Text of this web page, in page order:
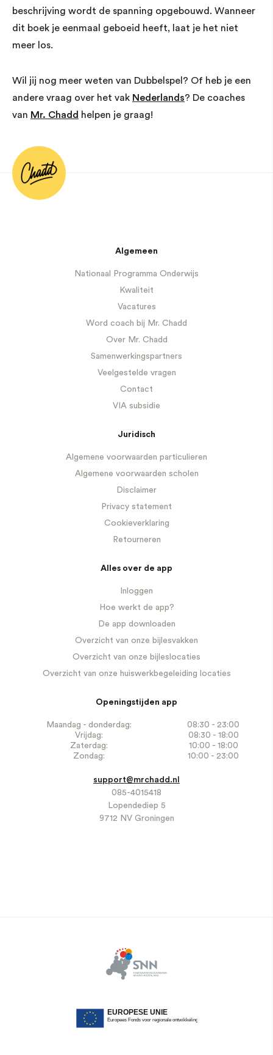
beschrijving wordt de spanning opgebouwd. Wanneer
dit boek je eenmaal geboeid heeft, laat je het niet
meer los.
Wil jij nog meer weten van Dubbelspel? Of heb je een
andere vraag over het vak Nederlands? De coaches
van Mr. Chadd helpen je graag!
Algemeen
Nationaal Programma Onderwijs
Kwaliteit
Vacatures
Word coach bij Mr. Chadd
Over Mr. Chadd
Samenwerkingspartners
Veelgestelde vragen
Contact
VIA subsidie
Juridisch
Algemene voorwaarden particulieren
Algemene voorwaarden scholen
Disclaimer
Privacy statement
Cookieverklaring
Retourneren
Alles over de app
Inloggen
Hoe werkt de app?
De app downloaden
Overzicht van onze bijlesvakken
Overzicht van onze bijleslocaties
Overzicht van onze huiswerkbegeleiding locaties
Openingstijden app
Maandag - donderdag:
08:30 - 23:00
Vrijdag:
08:30 - 18:00
Zaterdag:
10:00 - 18:00
Zondag:
10:00 - 23:00
support@mrchadd.nl
085-4015418
Lopendediep 5
9712 NV Groningen